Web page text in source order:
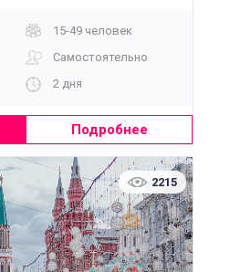
15-49 человек
Самостоятельно
2 дня
Подробнее
2215